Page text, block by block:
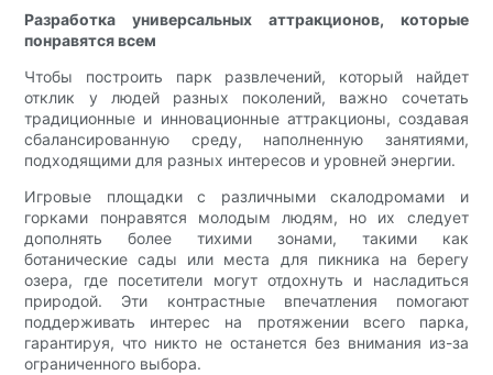
Разработка универсальных аттракционов, которые
понравятся всем
Чтобы построить парк развлечений, который найдет
отклик у людей разных поколений, важно сочетать
традиционные и инновационные аттракционы, создавая
сбалансированную среду, наполненную занятиями,
подходящими для разных интересов и уровней энергии.
Игровые площадки с различными скалодромами и
горками понравятся молодым людям, но их следует
дополнять более тихими зонами, такими как
ботанические сады или места для пикника на берегу
озера, где посетители могут отдохнуть и насладиться
природой. Эти контрастные впечатления помогают
поддерживать интерес на протяжении всего парка,
гарантируя, что никто не останется без внимания из-за
ограниченного выбора.